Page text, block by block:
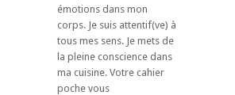
émotions dans mon
corps. Je suis attentif(ve) à
tous mes sens. Je mets de
la pleine conscience dans
ma cuisine. Votre cahier
poche vous